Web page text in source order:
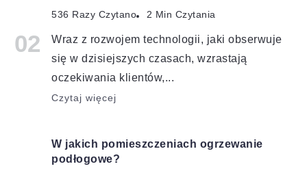
536 Razy Czytano 2 Min Czytania
Wraz z rozwojem technologii, jaki obserwuje
się w dzisiejszych czasach, wzrastają
oczekiwania klientów,...
Czytaj więcej
W jakich pomieszczeniach ogrzewanie
podłogowe?